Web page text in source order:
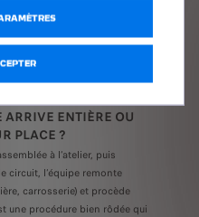
notre vision de la
ARRIVE ENTIÈRE OU
PLACE ?
à l’atelier, puis
circuit, l’équipe remonte
carrosserie) et procède
une procédure bien rôdée qui